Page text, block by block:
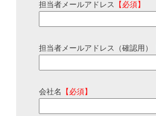
担当者メールアドレス 【必須】
担当者メールアドレス（確認用）
会社名 【必須】